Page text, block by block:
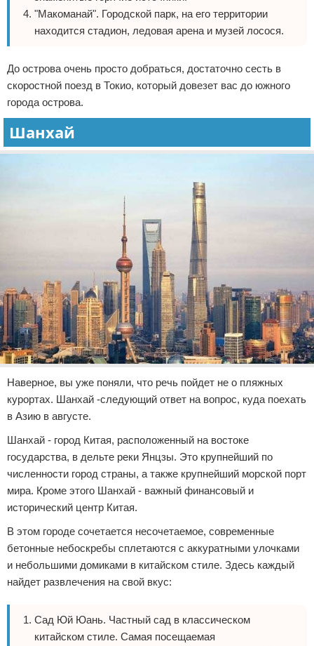
"Макоманай". Городской парк, на его территории
находится стадион, ледовая арена и музей лосося.
До острова очень просто добраться, достаточно сесть в
скоростной поезд в Токио, который довезет вас до южного
города острова.
Шанхай
Наверное, вы уже поняли, что речь пойдет не о пляжных
курортах. Шанхай -следующий ответ на вопрос, куда поехать
в Азию в августе.
Шанхай - город Китая, расположенный на востоке
государства, в дельте реки Янцзы. Это крупнейший по
численности город страны, а также крупнейший морской порт
мира. Кроме этого Шанхай - важный финансовый и
исторический центр Китая.
В этом городе сочетается несочетаемое, современные
бетонные небоскребы сплетаются с аккуратными улочками
и небольшими домиками в китайском стиле. Здесь каждый
найдет развлечения на свой вкус:
Сад Юй Юань. Частный сад в классическом
китайском стиле. Самая посещаемая